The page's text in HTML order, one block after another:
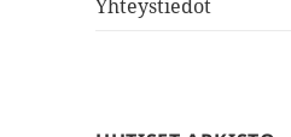
Yhteystiedot